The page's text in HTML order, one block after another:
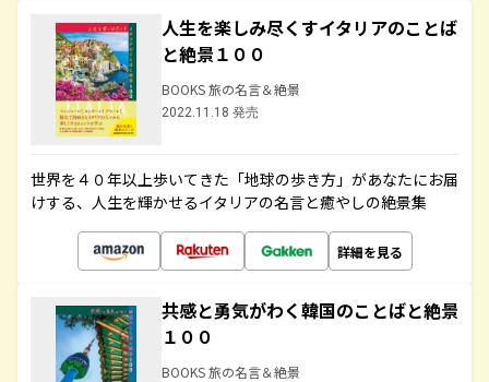
人生を楽しみ尽くすイタリアのことば
と絶景１００
BOOKS 旅の名言＆絶景
2022.11.18 発売
世界を４０年以上歩いてきた「地球の歩き方」があなたにお届
けする、人生を輝かせるイタリアの名言と癒やしの絶景集
詳細を見る
共感と勇気がわく韓国のことばと絶景
１００
BOOKS 旅の名言＆絶景